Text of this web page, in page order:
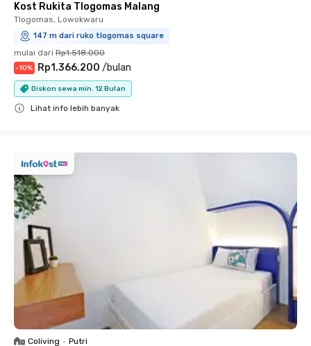
Kost Rukita Tlogomas Malang
Tlogomas, Lowokwaru
147 m dari ruko tlogomas square
mulai dari Rp1.518.000
-10% Rp1.366.200 /bulan
Diskon sewa min. 12 Bulan
Lihat info lebih banyak
Coliving • Putri